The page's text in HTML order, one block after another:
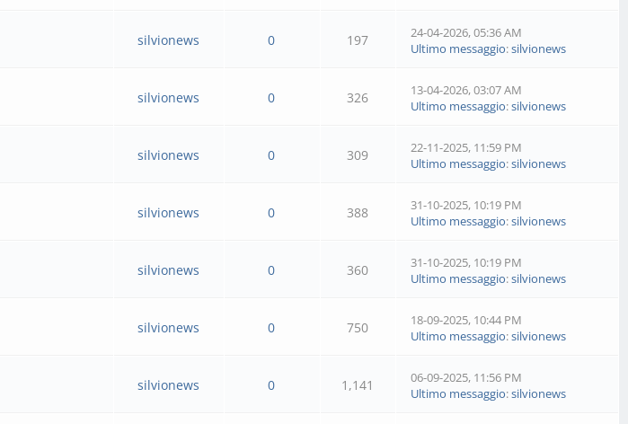
silvionews 0 197
24-04-2026, 05:36 AM
Ultimo messaggio:silvionews
silvionews 0 326
13-04-2026, 03:07 AM
Ultimo messaggio:silvionews
silvionews 0 309
22-11-2025, 11:59 PM
Ultimo messaggio:silvionews
silvionews 0 388
31-10-2025, 10:19 PM
Ultimo messaggio:silvionews
silvionews 0 360
31-10-2025, 10:19 PM
Ultimo messaggio:silvionews
silvionews 0 750
18-09-2025, 10:44 PM
Ultimo messaggio:silvionews
silvionews 0 1,141
06-09-2025, 11:56 PM
Ultimo messaggio:silvionews